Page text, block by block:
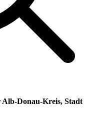
Alb-Donau-Kreis, Stadt